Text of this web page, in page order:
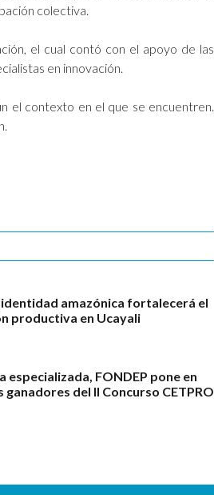
colectiva.
el cual contó con el apoyo de las
en innovación.
el contexto en el que se encuentren.
amazónica fortalecerá el
productiva en Ucayali
especializada, FONDEP pone en
del II Concurso CETPRO